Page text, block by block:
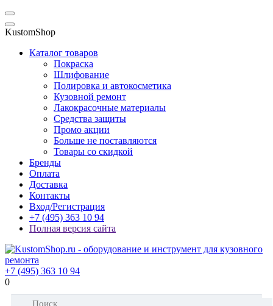
KustomShop
Каталог товаров
Покраска
Шлифование
Полировка и автокосметика
Кузовной ремонт
Лакокрасочные материалы
Средства защиты
Промо акции
Больше не поставляются
Товары со скидкой
Бренды
Оплата
Доставка
Контакты
Вход/Регистрация
+7 (495) 363 10 94
Полная версия сайта
+7 (495) 363 10 94
0